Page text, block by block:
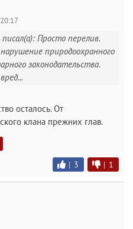
Просто перелив.
природоохранного
законодательства.
осталось. От
клана прежних глав.
| 3 | 1